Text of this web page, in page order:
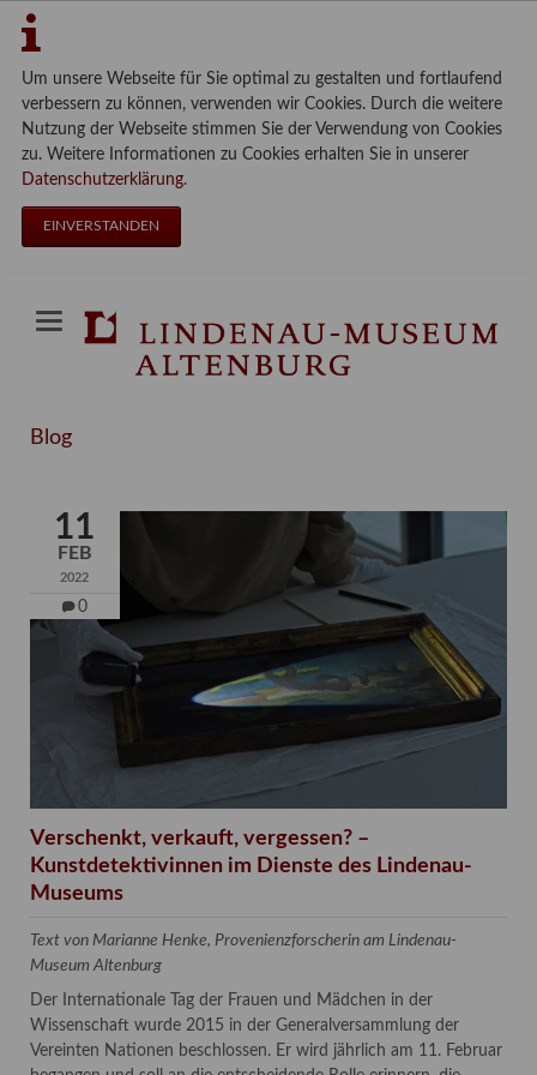
Um unsere Webseite für Sie optimal zu gestalten und fortlaufend
verbessern zu können, verwenden wir Cookies. Durch die weitere
Nutzung der Webseite stimmen Sie der Verwendung von Cookies
zu. Weitere Informationen zu Cookies erhalten Sie in unserer
Datenschutzerklärung.
EINVERSTANDEN
Blog
11
FEB
2022
0
Verschenkt, verkauft, vergessen? –
Kunstdetektivinnen im Dienste des Lindenau-
Museums
Text von Marianne Henke, Provenienzforscherin am Lindenau-
Museum Altenburg
Der Internationale Tag der Frauen und Mädchen in der
Wissenschaft wurde 2015 in der Generalversammlung der
Vereinten Nationen beschlossen. Er wird jährlich am 11. Februar